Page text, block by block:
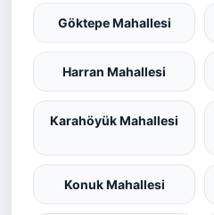
Göktepe Mahallesi
Harran Mahallesi
Karahöyük Mahallesi
Konuk Mahallesi